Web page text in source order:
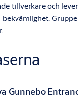
tillverkare och
Gunnebo